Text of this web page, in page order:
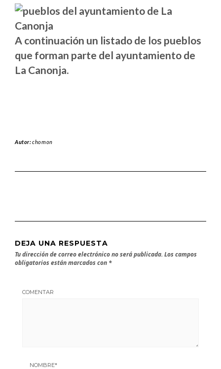
A continuación un listado de los pueblos
que forman parte del ayuntamiento de
La Canonja.
Autor:chomon
DEJA UNA RESPUESTA
Tu dirección de correo electrónico no será publicada. Los campos
obligatorios están marcados con *
COMENTAR
NOMBRE*